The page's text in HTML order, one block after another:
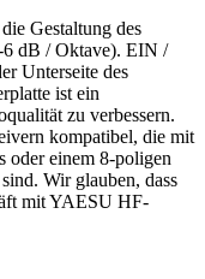
Gestaltung des
6 dB / Oktave). EIN /
Unterseite des
ist ein
zu verbessern.
kompatibel, die mit
oder einem 8-poligen
Wir glauben, dass
mit YAESU HF-